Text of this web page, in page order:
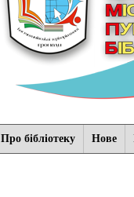
Про бібліотеку Нове